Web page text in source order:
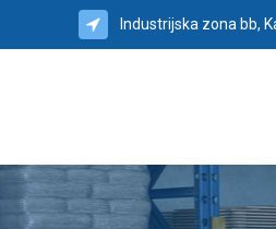
Industrijska zona bb,